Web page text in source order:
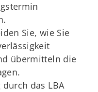
Sie, wie Sie
übermitteln die
das LBA